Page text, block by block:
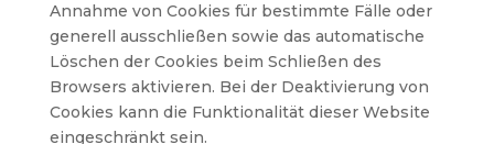
Annahme von Cookies für bestimmte Fälle oder
generell ausschließen sowie das automatische
Löschen der Cookies beim Schließen des
Browsers aktivieren. Bei der Deaktivierung von
Cookies kann die Funktionalität dieser Website
eingeschränkt sein.